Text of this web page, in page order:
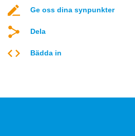
Ge oss dina synpunkter
Dela
Bädda in